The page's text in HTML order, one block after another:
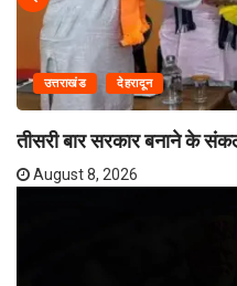
उत्तराखंड देहरादून
तीसरी बार सरकार बनाने के
August 8, 2026